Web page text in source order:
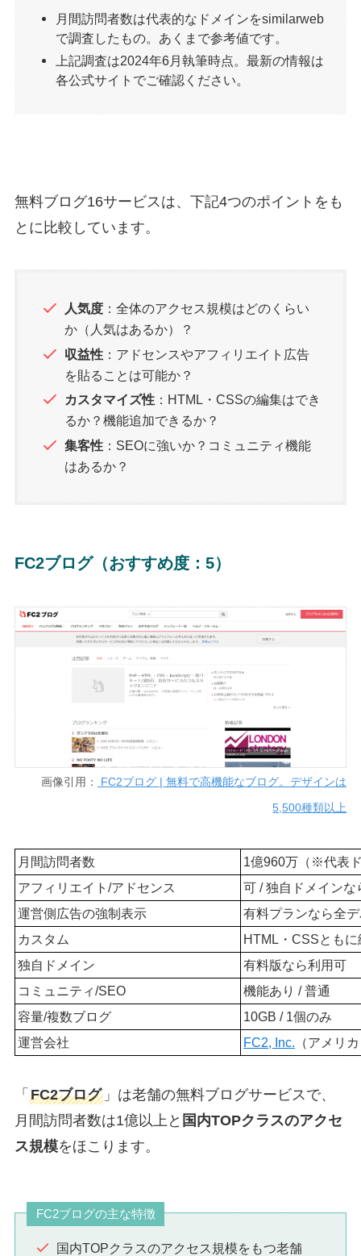
月間訪問者数は代表的なドメインをsimilarweb
で調査したもの。あくまで参考値です。
上記調査は2024年6月執筆時点。最新の情報は
各公式サイトでご確認ください。
無料ブログ16サービスは、下記4つのポイントをも
とに比較しています。
人気度 ：全体のアクセス規模はどのくらい
か（人気はあるか）？
収益性 ：アドセンスやアフィリエイト広告
を貼ることは可能か？
カスタマイズ性 ：HTML・CSSの編集はでき
るか？機能追加できるか？
集客性 ：SEOに強いか？コミュニティ機能
はあるか？
FC2ブログ（おすすめ度：5）
画像引用：
FC2ブログ | 無料で高機能なブログ。デザインは
5,500種類以上
月間訪問者数
1億960万（※代表
アフィリエイト/アドセンス
可 / 独自ドメインな
運営側広告の強制表示
有料プランなら全
カスタム
HTML・CSSとも
独自ドメイン
有料版なら利用可
コミュニティ/SEO
機能あり / 普通
容量/複数ブログ
10GB / 1個のみ
運営会社
FC2, Inc. （アメリ
「 FC2ブログ」は老舗の無料ブログサービスで、
月間訪問者数は1億以上と 国内TOPクラスのアクセ
ス規模をほこります。
FC2ブログの主な特徴
国内TOPクラスのアクセス規模をもつ老舗